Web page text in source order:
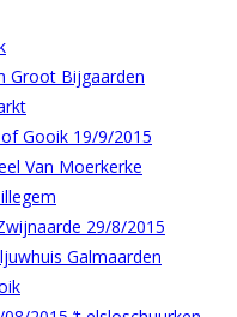
Groot Bijgaarden
Gooik 19/9/2015
Van Moerkerke
29/8/2015
Galmaarden